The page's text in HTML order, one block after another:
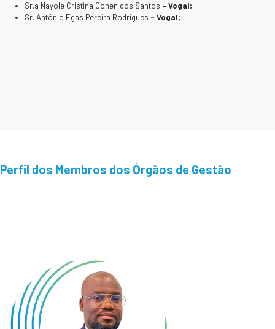
Sr.a Nayole Cristina Cohen dos Santos – Vogal;
Sr. Antônio Egas Pereira Rodrigues – Vogal;
Perfil dos Membros dos Órgãos de Gestão